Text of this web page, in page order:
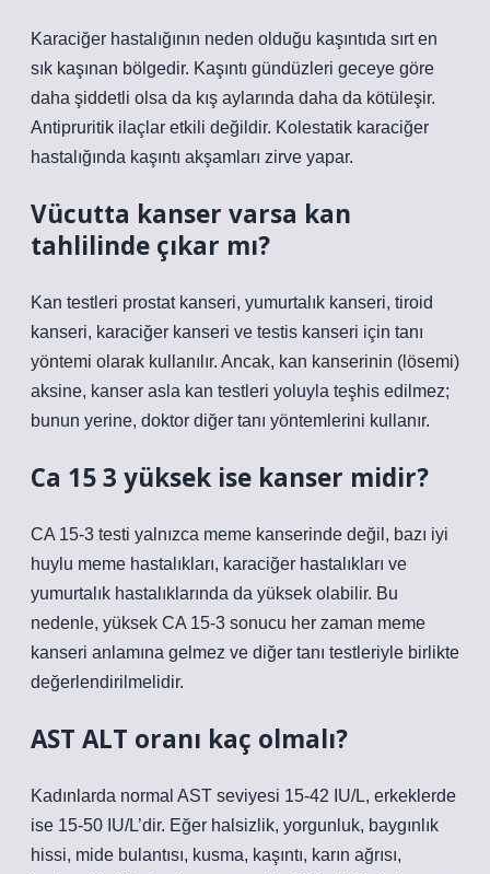
Karaciğer hastalığının neden olduğu kaşıntıda sırt en
sık kaşınan bölgedir. Kaşıntı gündüzleri geceye göre
daha şiddetli olsa da kış aylarında daha da kötüleşir.
Antipruritik ilaçlar etkili değildir. Kolestatik karaciğer
hastalığında kaşıntı akşamları zirve yapar.
Vücutta kanser varsa kan
tahlilinde çıkar mı?
Kan testleri prostat kanseri, yumurtalık kanseri, tiroid
kanseri, karaciğer kanseri ve testis kanseri için tanı
yöntemi olarak kullanılır. Ancak, kan kanserinin (lösemi)
aksine, kanser asla kan testleri yoluyla teşhis edilmez;
bunun yerine, doktor diğer tanı yöntemlerini kullanır.
Ca 15 3 yüksek ise kanser midir?
CA 15-3 testi yalnızca meme kanserinde değil, bazı iyi
huylu meme hastalıkları, karaciğer hastalıkları ve
yumurtalık hastalıklarında da yüksek olabilir. Bu
nedenle, yüksek CA 15-3 sonucu her zaman meme
kanseri anlamına gelmez ve diğer tanı testleriyle birlikte
değerlendirilmelidir.
AST ALT oranı kaç olmalı?
Kadınlarda normal AST seviyesi 15-42 IU/L, erkeklerde
ise 15-50 IU/L’dir. Eğer halsizlik, yorgunluk, baygınlık
hissi, mide bulantısı, kusma, kaşıntı, karın ağrısı,